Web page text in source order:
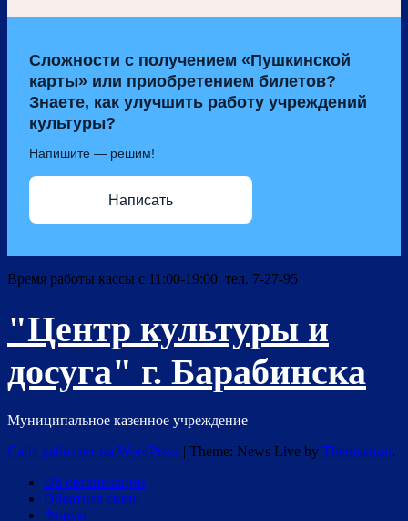
Сложности с получением «Пушкинской
карты» или приобретением билетов?
Знаете, как улучшить работу учреждений
культуры?
Напишите — решим!
Написать
Время работы кассы с 11:00-19:00 тел. 7-27-95
"Центр культуры и
досуга" г. Барабинска
Муниципальное казенное учреждение
Сайт работает на WordPress | Theme: News Live by Themeansar.
Об организации
Обратная связь
Форум